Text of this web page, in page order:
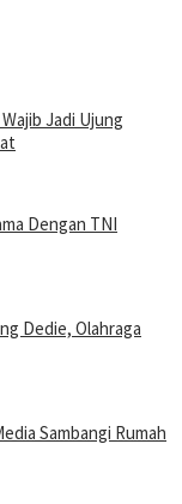
Jadi Ujung
Dengan TNI
Dedie, Olahraga
Sambangi Rumah